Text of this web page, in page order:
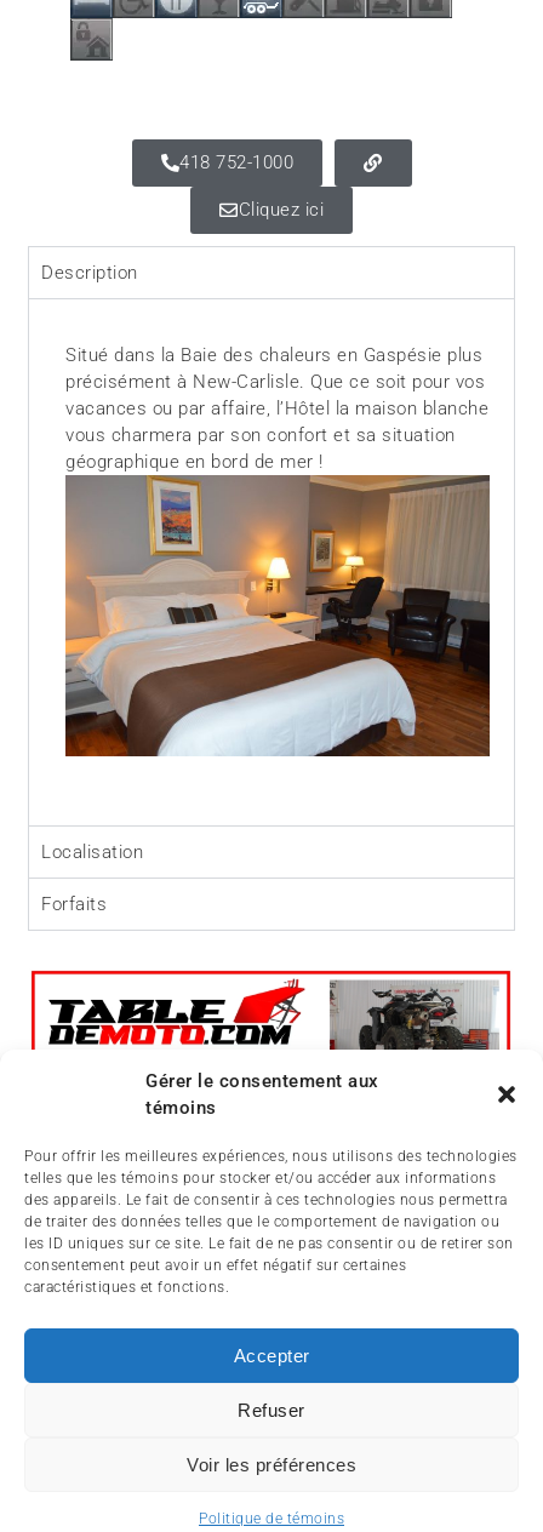
Gérer le consentement aux
témoins
Pour offrir les meilleures expériences, nous utilisons des technologies
telles que les témoins pour stocker et/ou accéder aux informations
des appareils. Le fait de consentir à ces technologies nous permettra
de traiter des données telles que le comportement de navigation ou
les ID uniques sur ce site. Le fait de ne pas consentir ou de retirer son
consentement peut avoir un effet négatif sur certaines
caractéristiques et fonctions.
Accepter
Refuser
Voir les préférences
Politique de témoins
418 752-1000
Cliquez ici
Description
Situé dans la Baie des chaleurs en Gaspésie plus
précisément à New-Carlisle. Que ce soit pour vos
vacances ou par affaire, l’Hôtel la maison blanche
vous charmera par son confort et sa situation
géographique en bord de mer !
Localisation
Forfaits
ACCUEIL ACTUALITÉ ARTICLES
ESSAIS